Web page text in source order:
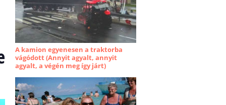
A kamion egyenesen a traktorba
vágódott (Annyit agyalt, annyit
agyalt, a végén meg így járt)